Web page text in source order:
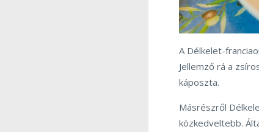
A Délkelet-
Jellemző rá a
káposzta.
Másrészről
közkedveltebb.